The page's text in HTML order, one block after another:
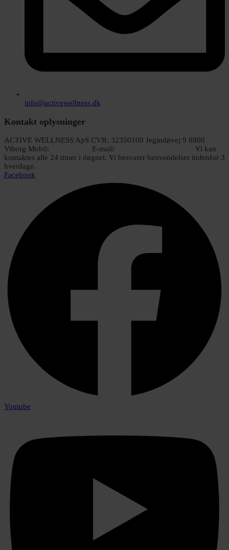
info@activewellness.dk
Kontakt oplysninger
ACTIVE WELLNESS ApS CVR: 32350100 Jegindøvej 9 8800
Viborg Mobil:
E-mail:
Vi kan
kontaktes alle 24 timer i døgnet. Vi besvarer henvendelser indenfor 3
hverdage.
Facebook
Youtube